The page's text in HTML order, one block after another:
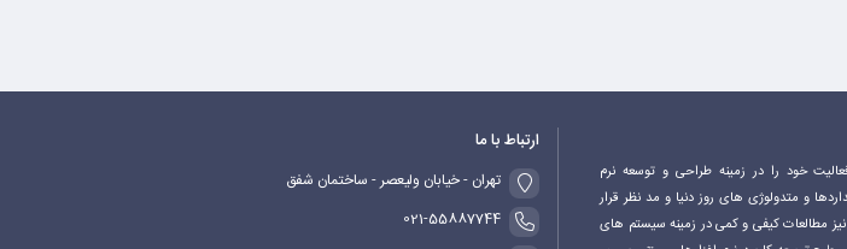
ماهدیس وب از سال 1390 فعالیت خود را در زمینه طراحی و توسعه نرم
و متدولوژی های روز دنیا و مد نظر قرار
مطالعات کیفی و کمی در زمینه سیستم های
ارتباط با ما
تهران - خیابان ولیعصر - ساختمان شفق
021-55887744